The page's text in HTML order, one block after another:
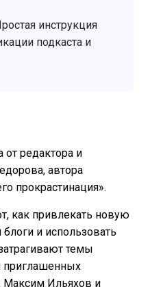
инструкция
подкаста и
от редактора и
автора
прокрастинация».
как привлекать новую
и использовать
темы
приглашенных
Максим Ильяхов и